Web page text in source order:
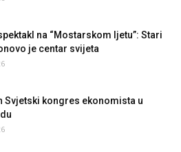
na “Mostarskom ljetu”: Stari
je centar svijeta
Svjetski kongres ekonomista u